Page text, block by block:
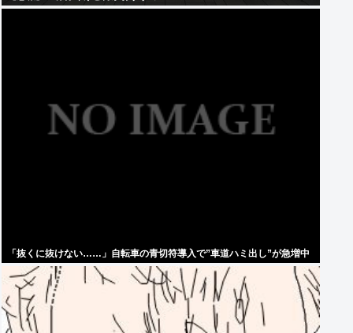
「抜くに抜けない……」自転車の青切符導入で”車道ハミ出し”が急増中